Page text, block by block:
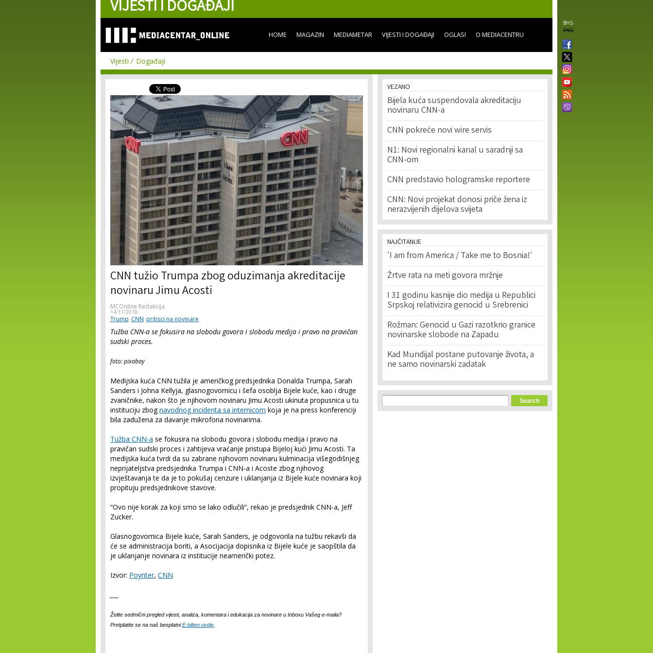
content
VIJESTI I DOGAĐAJI
BHS
ENG
HOME MAGAZIN MEDIAMETAR VIJESTI I DOGAĐAJI OGLASI O MEDIACENTRU
Vijesti Događaji
CNN tužio Trumpa zbog oduzimanja akreditacije
novinaru Jimu Acosti
MCOnline Redakcija
14/11/2018
Trump CNN pritisci na novinare
Tužba CNN-a se fokusira na slobodu govora i slobodu medija i pravo na pravičan
sudski proces.
foto: pixabay
Medijska kuća CNN tužila je američkog predsjednika Donalda Trumpa, Sarah
Sanders i Johna Kellyja, glasnogovornicu i šefa osoblja Bijele kuće, kao i druge
zvaničnike, nakon što je njihovom novinaru Jimu Acosti ukinuta propusnica u tu
instituciju zbognavodnog incidenta sa internicom koja je na press konferenciji
bila zadužena za davanje mikrofona novinarima.
Tužba CNN-a se fokusira na slobodu govora i slobodu medija i pravo na
pravičan sudski proces i zahtijeva vraćanje pristupa Bijeloj kući Jimu Acosti. Ta
medijska kuća tvrdi da su zabrane njihovom novinaru kulminacija višegodišnjeg
neprijateljstva predsjednika Trumpa i CNN-a i Acoste zbog njihovog
izvještavanja te da je to pokušaj cenzure i uklanjanja iz Bijele kuće novinara koji
propituju predsjednikove stavove.
“Ovo nije korak za koji smo se lako odlučili”, rekao je predsjednik CNN-a, Jeff
Zucker.
Glasnogovornica Bijele kuće, Sarah Sanders, je odgovorila na tužbu rekavši da
će se administracija boriti, a Asocijacija dopisnika iz Bijele kuće je saopštila da
je uklanjanje novinara iz institucije neamerički potez.
Izvor: Poynter, CNN
Želite sedmični pregled vijesti, analiza, komentara i edukacija za novinare u Inboxu Vašeg e-maila?
Pretplatite se na naš besplatniE-bilten ovdje
VEZANO
Bijela kuća suspendovala akreditaciju
novinaru CNN-a
CNN pokreće novi wire servis
N1: Novi regionalni kanal u saradnji sa
CNN-om
CNN predstavio hologramske reportere
CNN: Novi projekat donosi priče žena iz
nerazvijenih dijelova svijeta
NAJČITANIJE
'I am from America / Take me to Bosnia!'
Žrtve rata na meti govora mržnje
I 31 godinu kasnije dio medija u Republici
Srpskoj relativizira genocid u Srebrenici
Rožman: Genocid u Gazi razotkrio granice
novinarske slobode na Zapadu
Kad Mundijal postane putovanje života, a
ne samo novinarski zadatak
Search form
Search